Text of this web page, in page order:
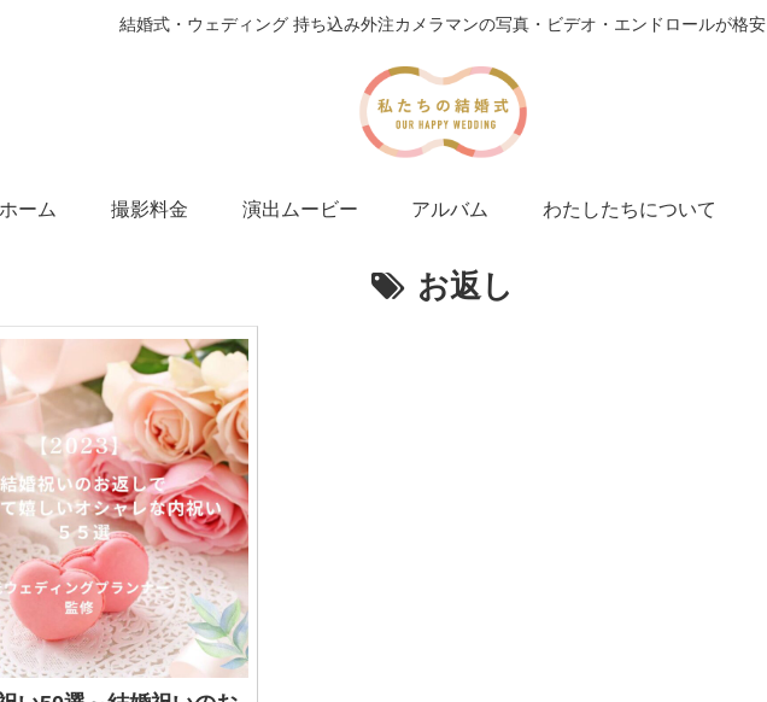
結婚式・ウェディング 持ち込み外注カメラマンの写真・ビデオ・エンドロールが格安
ホーム 撮影料金 演出ムービー アルバム わたしたちについて
お返し